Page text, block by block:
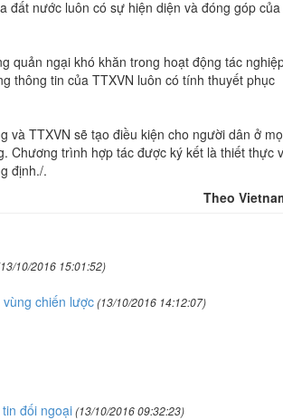
nước luôn có sự hiện diện và đóng góp của
quản ngại khó khăn trong hoạt động tác
thông tin của TTXVN luôn có tính thuyết phục
và TTXVN sẽ tạo điều kiện cho người dân ở
Chương trình hợp tác được ký kết là thiết thực
định./.
Theo
10/2016 15:01:52)
chiến lược(13/10/2016 14:12:07)
đối ngoại(13/10/2016 09:32:23)